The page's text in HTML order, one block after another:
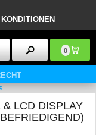
KONDITIONEN
0
LCD DISPLAY